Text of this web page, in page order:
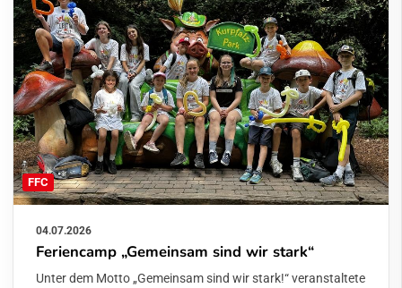
FFC
04.07.2026
Feriencamp „Gemeinsam sind wir stark“
Unter dem Motto „Gemeinsam sind wir stark!“ veranstaltete